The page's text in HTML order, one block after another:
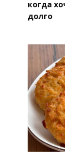
когда
долго